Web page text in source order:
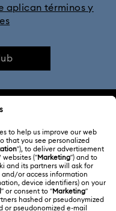
aplican términos y
cliente